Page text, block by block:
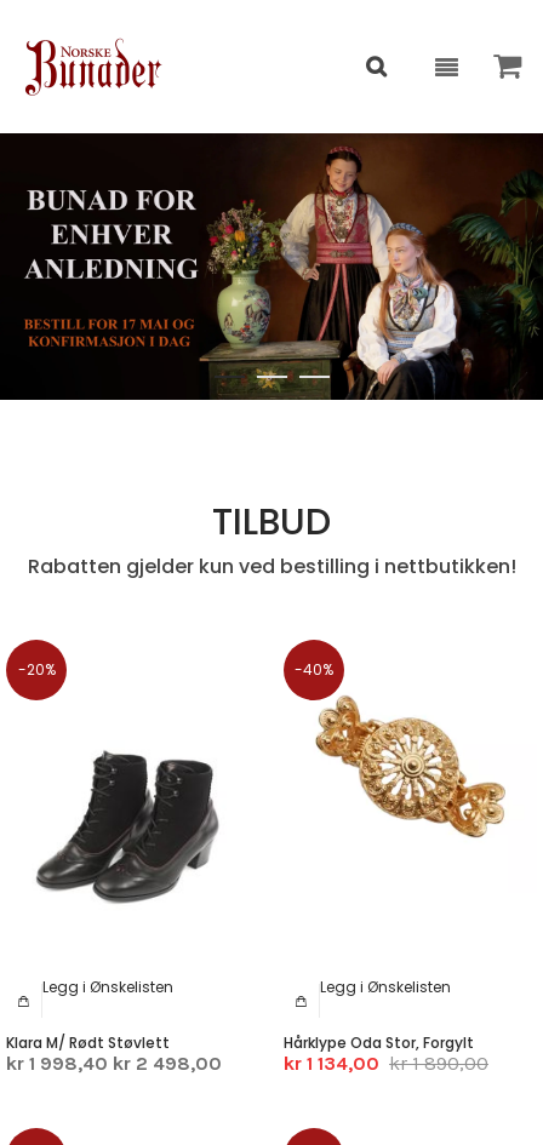
TILBUD
Rabatten gjelder kun ved bestilling i nettbutikken!
-20%
Legg i Ønskelisten
Klara M/ Rødt Støvlett
kr 1 998,40 kr 2 498,00
-40%
Legg i Ønskelisten
Hårklype Oda Stor, Forgylt
kr 1 134,00 kr 1 890,00